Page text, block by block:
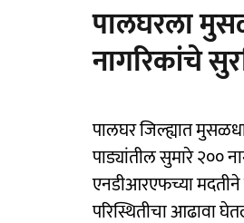
पालघरला
नागरिकांचे
पालघर जिल्ह्यात
पाड्यांतील सुमारे २००
एनडीआरएफच्या मदतीने
परिस्थितीचा आढावा